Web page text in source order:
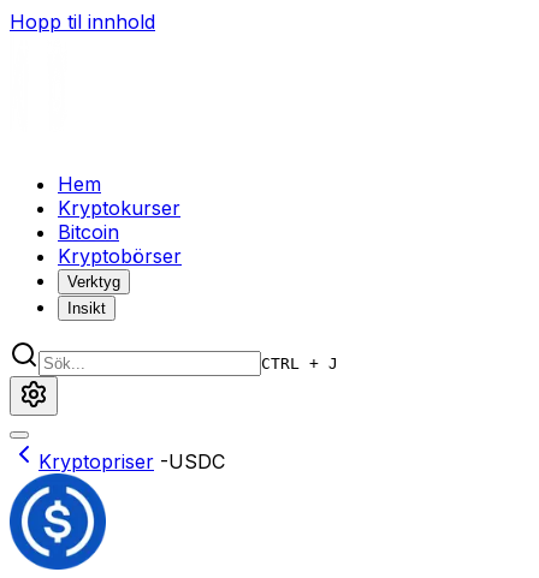
Hopp til innhold
Hem
Kryptokurser
Bitcoin
Kryptobörser
Verktyg
Insikt
CTRL + J
Kryptopriser -USDC